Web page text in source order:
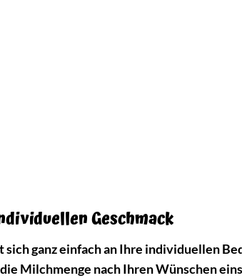
Geschmack
sich ganz einfach an Ihre individuellen
Milchmenge nach Ihren Wünschen